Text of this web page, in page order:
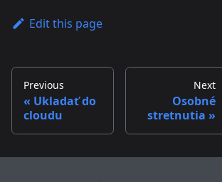
Edit this page
Previous
Ukladať do
cloudu
Next
Osobné
stretnutia